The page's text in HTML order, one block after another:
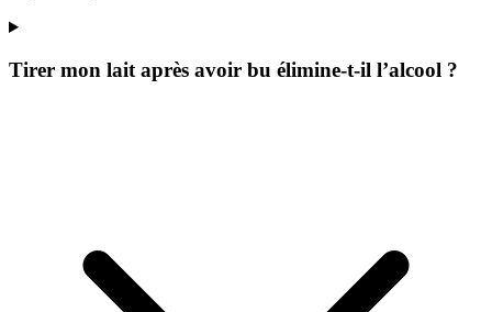
Tirer mon lait après avoir bu élimine-t-il l’alcool ?